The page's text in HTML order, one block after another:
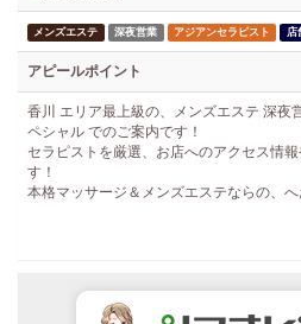
メンズエステ 深夜営業 アジアンセラピスト 店
アピールポイント
香川 エリア最上級の、メンズエステ 深夜
ペシャル でのご案内です！
セラピストを厳選、お店へのアクセス情
す！
本格マッサージ＆メンズエステならの、へ